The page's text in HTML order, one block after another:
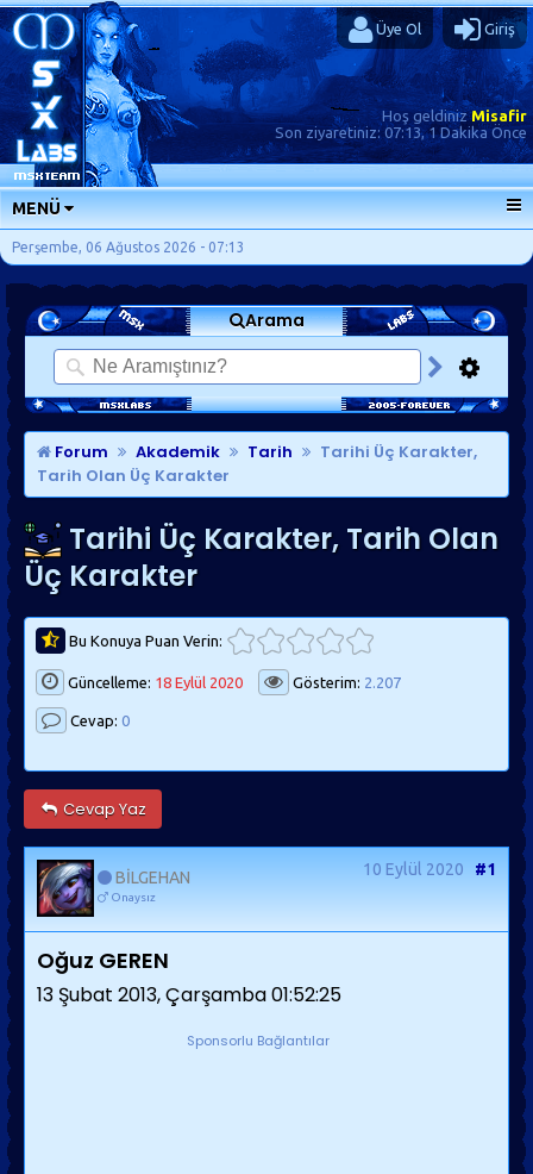
Üye Ol Giriş
Hoş geldinizMisafir
Son ziyaretiniz: 07:13, 1 Dakika Önce
MENÜ
ANA SAYFA
FORUMLAR
SORU-CEVAP
GÜNLÜKLER
SON MESAJLAR
KISAYOLLAR
Perşembe, 06 Ağustos 2026 - 07:13
Arama
Forum Akademik Tarih
Tarihi Üç Karakter,
Tarih Olan Üç Karakter
Tarihi Üç Karakter, Tarih Olan
Üç Karakter
Bu Konuya Puan Verin:
Güncelleme: 18 Eylül 2020 Gösterim: 2.207
Cevap: 0
Cevap Yaz
BİLGEHAN
Onaysız
10 Eylül 2020 #1
Oğuz GEREN
13 Şubat 2013, Çarşamba 01:52:25
Sponsorlu Bağlantılar